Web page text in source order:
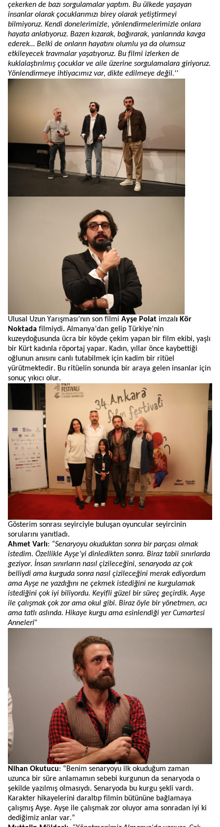
çekerken de bazı sorgulamalar yaptım. Bu ülkede yaşayan
insanlar olarak çocuklarımızı birey olarak yetiştirmeyi
bilmiyoruz. Kendi donelerimizle, yönlendirmelerimizle onlara
hayata anlatıyoruz. Bazen kızarak, bağırarak, yanlarında kavga
ederek… Belki de onların hayatını olumlu ya da olumsuz
etkileyecek travmalar yaşatıyoruz. Bu filmi izlerken de
kuklalaştırılmış çocuklar ve aile üzerine sorgulamalara giriyoruz.
Yönlendirmeye ihtiyacımız var, dikte edilmeye değil.''
Ulusal Uzun Yarışması’nın son filmi Ayşe Polat imzalı Kör
Noktada filmiydi. Almanya’dan gelip Türkiye’nin
kuzeydoğusunda ücra bir köyde çekim yapan bir film ekibi, yaşlı
bir Kürt kadınla röportaj yapar. Kadın, yıllar önce kaybettiği
oğlunun anısını canlı tutabilmek için kadim bir ritüel
yürütmektedir. Bu ritüelin sonunda bir araya gelen insanlar için
sonuç yıkıcı olur.
Gösterim sonrası seyirciyle buluşan oyuncular seyircinin
sorularını yanıtladı.
Ahmet Varlı: “Senaryoyu okuduktan sonra bir parçası olmak
istedim. Özellikle Ayşe’yi dinledikten sonra. Biraz tabii sınırlarda
geziyor. İnsan sınırların nasıl çizileceğini, senaryoda az çok
belliydi ama kurguda sonra nasıl çizileceğini merak ediyordum
ama Ayşe ne yazdığını ne çekmek istediğini ne kurgulamak
istediğini çok iyi biliyordu. Keyifli güzel bir süreç geçirdik. Ayşe
ile çalışmak çok zor ama okul gibi. Biraz öyle bir yönetmen, acı
ama tatlı aslında. Hikaye kurgu ama esinlendiği yer Cumartesi
Anneleri”
Nihan Okutucu: “Benim senaryoyu ilk okuduğum zaman
uzunca bir süre anlamamın sebebi kurgunun da senaryoda o
şekilde yazılmış olmasıydı. Senaryoda bu kurgu şekli vardı.
Karakter hikayelerini daraltıp filmin bütününe bağlamaya
çalışmış Ayşe. Ayşe ile çalışmak zor oluyor ama sonradan iyi ki
dediğimiz anlar var.”